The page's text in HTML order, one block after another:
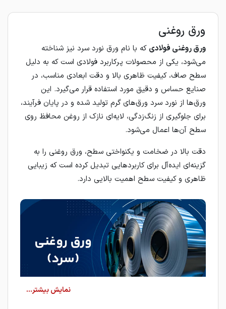
ورق روغنی
ورق روغنی فولادی که با نام ورق نورد سرد نیز شناخته
می‌شود، یکی از محصولات پرکاربرد فولادی است که به دلیل
سطح صاف، کیفیت ظاهری بالا و دقت ابعادی مناسب، در
صنایع حساس و دقیق مورد استفاده قرار می‌گیرد. این
ورق‌ها از نورد سرد ورق‌های گرم تولید شده و در پایان فرآیند،
برای جلوگیری از زنگ‌زدگی، لایه‌ای نازک از روغن محافظ روی
سطح آن‌ها اعمال می‌شود.
دقت بالا در ضخامت و یکنواختی سطح، ورق روغنی را به
گزینه‌ای ایده‌آل برای کاربردهایی تبدیل کرده است که زیبایی
ظاهری و کیفیت سطح اهمیت بالایی دارد.